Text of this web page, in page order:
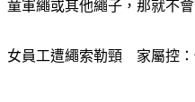
童軍繩或其他繩子，那就不
女員工遭繩索勒頸　家屬控